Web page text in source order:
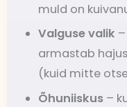
muld on
Valguse valik
armastab
(kuid mitte
Õhuniiskus –